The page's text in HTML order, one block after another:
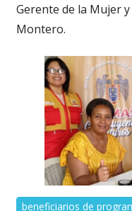
Gerente de la Mujer
Montero.
beneficiarios de